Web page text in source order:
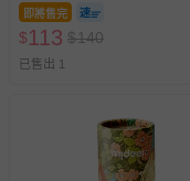
即將售完
$113 $140
已售出 1